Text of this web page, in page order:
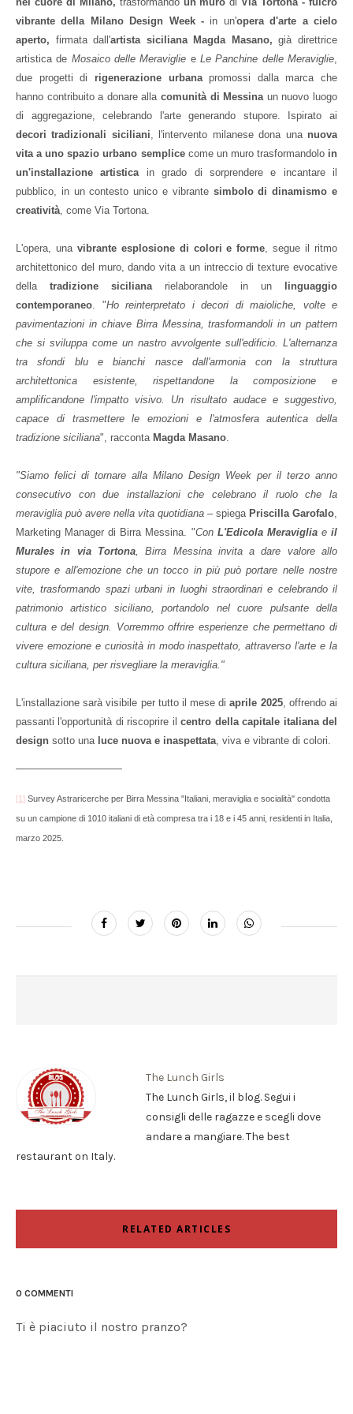
vibrante della Milano Design Week - in un'opera d'arte a cielo
aperto, firmata dall'artista siciliana Magda Masano,già direttrice
artistica de Mosaico delle Meraviglie eLe Panchine delle Meraviglie,
due progetti di rigenerazione urbanapromossi dalla marca che
hanno contribuito a donare alla comunità di Messinaun nuovo luogo
di aggregazione, celebrando l'arte generando stupore. Ispirato ai
decori tradizionali siciliani, l'intervento milanese dona una nuova
vita a uno spazio urbano semplice come un muro trasformandoloin
un'installazione artistica in grado di sorprendere e incantare il
pubblico, in un contesto unico e vibrante simbolo di dinamismo e
creatività, come Via Tortona.
L'opera, una vibrante esplosione di colori e forme, segue il ritmo
architettonico del muro, dando vita a un intreccio di texture evocative
della tradizione siciliana rielaborandole in un linguaggio
contemporaneo. "Ho reinterpretato i decori di maioliche, volte e
pavimentazioni in chiave Birra Messina, trasformandoli in un pattern
che si sviluppa come un nastro avvolgente sull'edificio. L'alternanza
tra sfondi blu e bianchi nasce dall'armonia con la struttura
architettonica esistente, rispettandone la composizione e
amplificandone l'impatto visivo. Un risultato audace e suggestivo,
capace di trasmettere le emozioni e l'atmosfera autentica della
tradizione siciliana", racconta Magda Masano.
"Siamo felici di tornare alla Milano Design Week per il terzo anno
consecutivo con due installazioni che celebrano il ruolo che la
meraviglia può avere nella vita quotidiana – spiega Priscilla Garofalo,
Marketing Manager di Birra Messina. "Con L'Edicola Meravigliaeil
Murales in via Tortona, Birra Messina invita a dare valore allo
stupore e all'emozione che un tocco in più può portare nelle nostre
vite, trasformando spazi urbani in luoghi straordinari e celebrando il
patrimonio artistico siciliano, portandolo nel cuore pulsante della
cultura e del design. Vorremmo offrire esperienze che permettano di
vivere emozione e curiosità in modo inaspettato, attraverso l'arte e la
cultura siciliana, per risvegliare la meraviglia."
L'installazione sarà visibile per tutto il mese diaprile 2025, offrendo ai
passanti l'opportunità di riscoprire ilcentro della capitale italiana del
design sotto una luce nuova e inaspettata, viva e vibrante di colori.
[1] Survey Astraricerche per Birra Messina "Italiani, meraviglia e socialità" condotta
su un campione di 1010 italiani di età compresa tra i 18 e i 45 anni, residenti in Italia,
marzo 2025.
The Lunch Girls
The Lunch Girls, il blog. Segui i
consigli delle ragazze e scegli dove
andare a mangiare. The best
restaurant on Italy.
RELATED ARTICLES
0 COMMENTI
Ti è piaciuto il nostro pranzo?